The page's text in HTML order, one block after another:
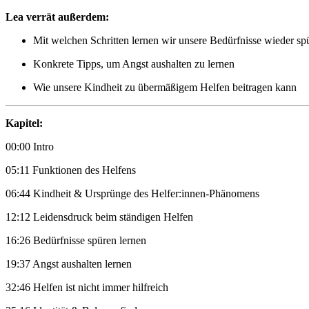
Lea verrät außerdem:
Mit welchen Schritten lernen wir unsere Bedürfnisse wieder
Konkrete Tipps, um Angst aushalten zu lernen
Wie unsere Kindheit zu übermäßigem Helfen beitragen kann
Kapitel:
00:00 Intro
05:11 Funktionen des Helfens
06:44 Kindheit & Ursprünge des Helfer:innen-Phänomens
12:12 Leidensdruck beim ständigen Helfen
16:26 Bedürfnisse spüren lernen
19:37 Angst aushalten lernen
32:46 Helfen ist nicht immer hilfreich